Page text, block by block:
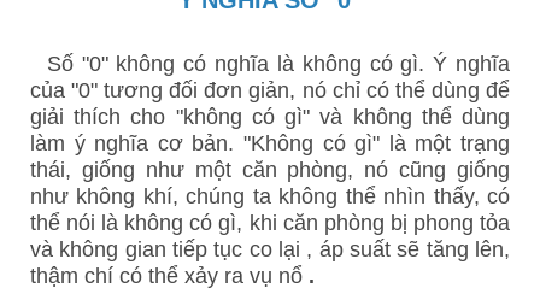
Số "0" không có nghĩa là không có gì. Ý nghĩa
của "0" tương đối đơn giản, nó chỉ có thể dùng để
giải thích cho "không có gì" và không thể dùng
làm ý nghĩa cơ bản. "Không có gì" là một trạng
thái, giống như một căn phòng, nó cũng giống
như không khí, chúng ta không thể nhìn thấy, có
thể nói là không có gì, khi căn phòng bị phong tỏa
và không gian tiếp tục co lại , áp suất sẽ tăng lên,
thậm chí có thể xảy ra vụ nổ .